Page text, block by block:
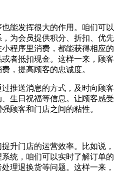
能发挥很大的作用。咱们可以
为会员提供积分、折扣、优先
程序里消费，都能获得相应的
者抵扣现金。这样一来，顾客
，提高顾客的忠诚度。
推送消息的方式，及时向顾客
生日祝福等信息。让顾客感受
顾客和门店之间的粘性。
升门店的运营效率。比如说，
统，咱们可以实时了解订单的
理退换货等问题。这样一来，